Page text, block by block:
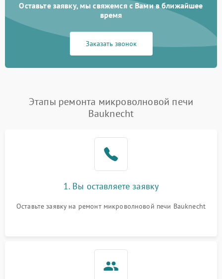
Оставьте заявку, мы свяжемся с Вами в ближайшее
время
Заказать звонок
Этапы ремонта микроволновой печи
Bauknecht
1. Вы оставляете заявку
Оставьте заявку на ремонт микроволновой печи Bauknecht